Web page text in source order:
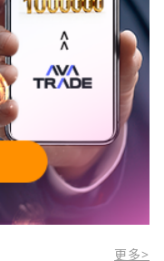
更多>